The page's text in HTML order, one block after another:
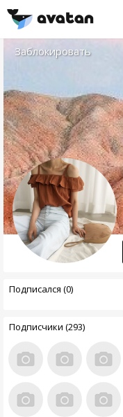
Заблокировать
Подписался (0)
Подписчики (293)